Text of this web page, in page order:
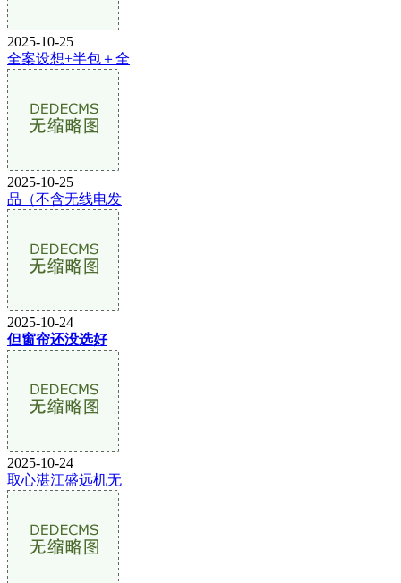
2025-10-25
全案设想+半包＋全
2025-10-25
品（不含无线电发
2025-10-24
但窗帘还没选好
2025-10-24
取心湛江盛远机无